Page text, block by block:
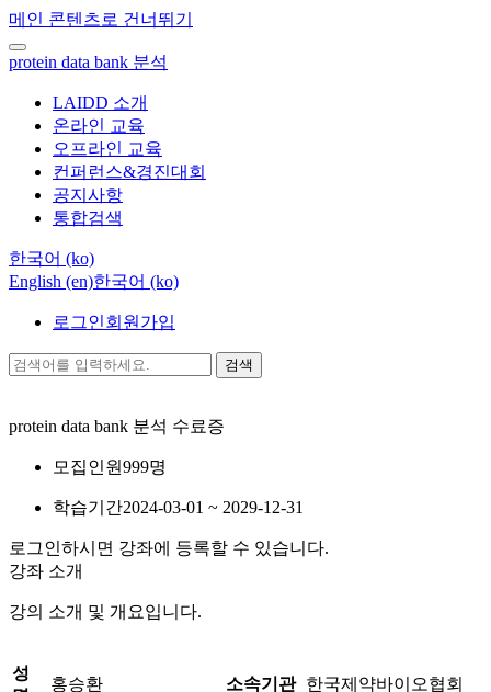
메인 콘텐츠로 건너뛰기
protein data bank 분석
LAIDD 소개
온라인 교육
오프라인 교육
컨퍼런스&경진대회
공지사항
통합검색
한국어 ‎(ko)‎
English ‎(en)‎한국어 ‎(ko)‎
로그인회원가입
검색
protein data bank 분석 수료증
모집인원999명
학습기간2024-03-01 ~ 2029-12-31
로그인하시면 강좌에 등록할 수 있습니다.
강좌 소개
강의 소개 및 개요입니다.
성
홍승환 소속기관 한국제약바이오협회